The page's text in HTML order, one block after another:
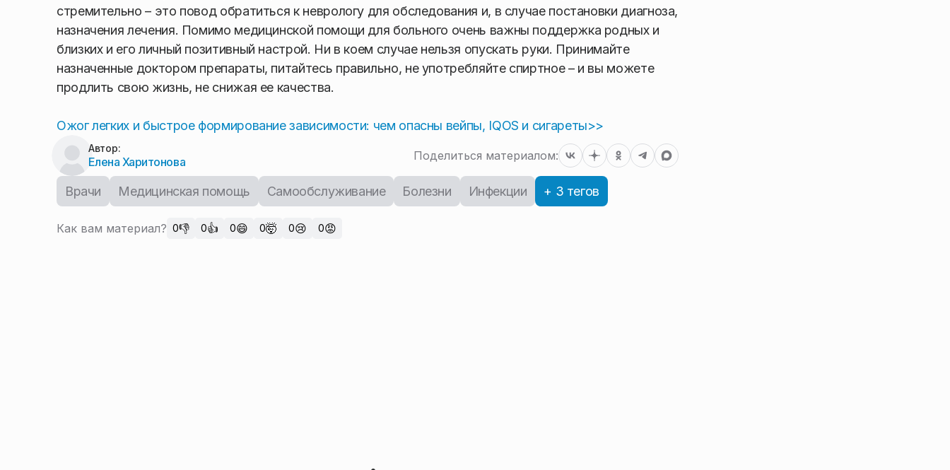
стремительно – это повод обратиться к неврологу для обследования и, в случае постановки диагноза,
назначения лечения. Помимо медицинской помощи для больного очень важны поддержка родных и
близких и его личный позитивный настрой. Ни в коем случае нельзя опускать руки. Принимайте
назначенные доктором препараты, питайтесь правильно, не употребляйте спиртное – и вы можете
продлить свою жизнь, не снижая ее качества.
Ожог легких и быстрое формирование зависимости: чем опасны вейпы, IQOS и сигареты>>
Автор:
Елена Харитонова Поделиться материалом:
Врачи Медицинская помощь Самообслуживание Болезни Инфекции + 3 тегов
Как вам материал? 0👎 0👍 0😄 0🤯 0😢 0😡